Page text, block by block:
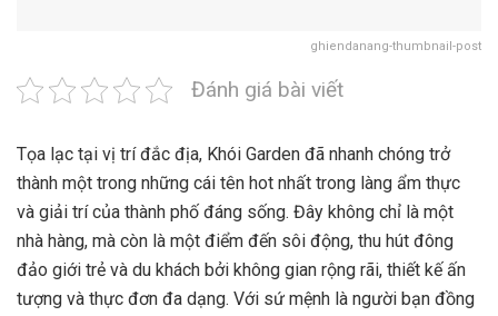
ghiendanang-thumbnail-post
Đánh giá bài viết
Tọa lạc tại vị trí đắc địa, Khói Garden đã nhanh chóng trở
thành một trong những cái tên hot nhất trong làng ẩm thực
và giải trí của thành phố đáng sống. Đây không chỉ là một
nhà hàng, mà còn là một điểm đến sôi động, thu hút đông
đảo giới trẻ và du khách bởi không gian rộng rãi, thiết kế ấn
tượng và thực đơn đa dạng. Với sứ mệnh là người bạn đồng